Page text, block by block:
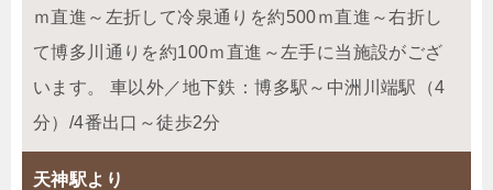
ｍ直進～左折して冷泉通りを約500ｍ直進～右折し
て博多川通りを約100ｍ直進～左手に当施設がござ
います。 車以外／地下鉄：博多駅～中洲川端駅（4
分）/4番出口～徒歩2分
天神駅より